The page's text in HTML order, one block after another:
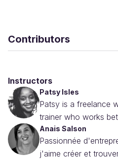
Contributors
Instructors
Patsy Isles
Patsy is a freelance
trainer who works
Anais Salson
Passionnée
j'aime créer et